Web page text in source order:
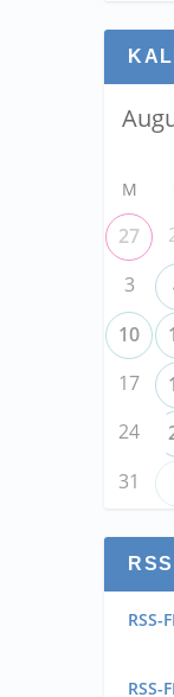
M
27
3
10
17
24
31
RSS
RSS-
RSS-